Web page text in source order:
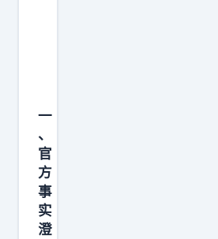
一
、
官
方
事
实
澄